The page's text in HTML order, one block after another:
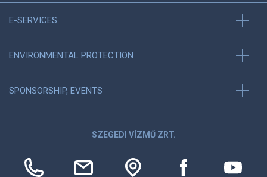
E-SERVICES
ENVIRONMENTAL PROTECTION
SPONSORSHIP, EVENTS
SZEGEDI VÍZMŰ ZRT.